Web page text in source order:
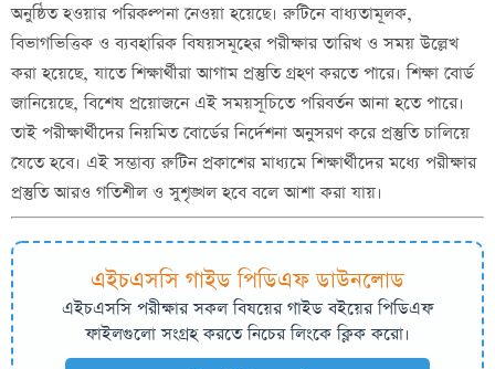
অনুষ্ঠিত হওয়ার পরিকল্পনা নেওয়া হয়েছে। রুটিনে বাধ্যতামূলক,
বিভাগভিত্তিক ও ব্যবহারিক বিষয়সমূহের পরীক্ষার তারিখ ও সময় উল্লেখ
করা হয়েছে, যাতে শিক্ষার্থীরা আগাম প্রস্তুতি গ্রহণ করতে পারে। শিক্ষা বোর্ড
জানিয়েছে, বিশেষ প্রয়োজনে এই সময়সূচিতে পরিবর্তন আনা হতে পারে।
তাই পরীক্ষার্থীদের নিয়মিত বোর্ডের নির্দেশনা অনুসরণ করে প্রস্তুতি চালিয়ে
যেতে হবে। এই সম্ভাব্য রুটিন প্রকাশের মাধ্যমে শিক্ষার্থীদের মধ্যে পরীক্ষার
প্রস্তুতি আরও গতিশীল ও সুশৃঙ্খল হবে বলে আশা করা যায়।
এইচএসসি গাইড পিডিএফ ডাউনলোড
এইচএসসি পরীক্ষার সকল বিষয়ের গাইডবইয়ের পিডিএফ
ফাইলগুলো সংগ্রহ করতে নিচের লিংকে ক্লিক করো।